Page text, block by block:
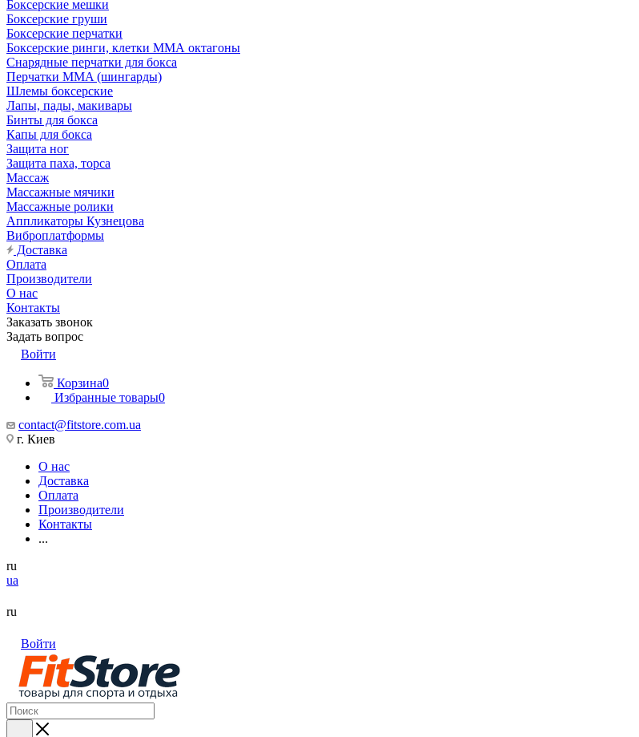
Боксерские мешки
Боксерские груши
Боксерские перчатки
Боксерские ринги, клетки ММА октагоны
Снарядные перчатки для бокса
Перчатки MMA (шингарды)
Шлемы боксерские
Лапы, пады, макивары
Бинты для бокса
Капы для бокса
Защита ног
Защита паха, торса
Массаж
Массажные мячики
Массажные ролики
Аппликаторы Кузнецова
Виброплатформы
Доставка
Оплата
Производители
О нас
Контакты
Заказать звонок
Задать вопрос
Войти
Корзина0
Избранные товары0
contact@fitstore.com.ua
г. Киев
О нас
Доставка
Оплата
Производители
Контакты
...
ru
ua
ru
Войти